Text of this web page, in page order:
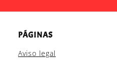
PÁGINAS
Aviso legal